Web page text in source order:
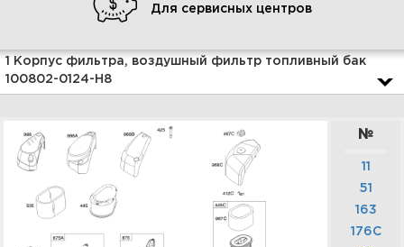
Для сервисных центров
1 Корпус фильтра, воздушный фильтр топливный бак
100802-0124-H8
№
11
51
163
176C